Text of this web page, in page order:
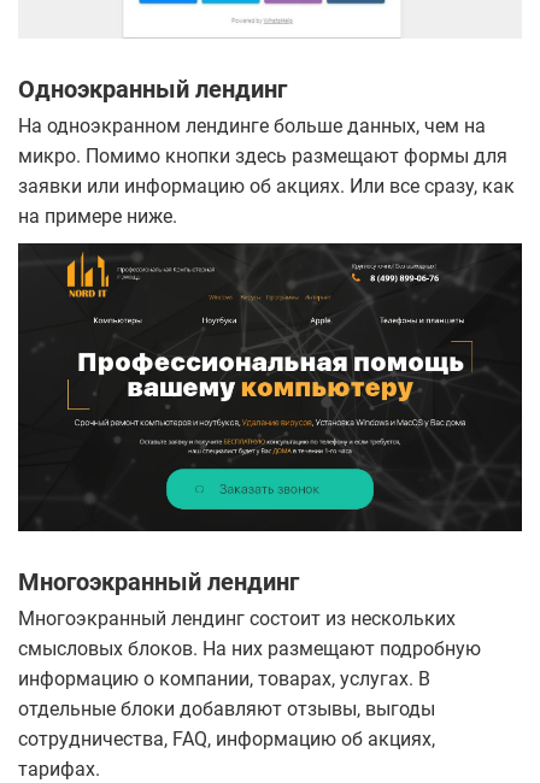
Одноэкранный лендинг
На одноэкранном лендинге больше данных, чем на
микро. Помимо кнопки здесь размещают формы для
заявки или информацию об акциях. Или все сразу, как
на примере ниже.
Многоэкранный лендинг
Многоэкранный лендинг состоит из нескольких
смысловых блоков. На них размещают подробную
информацию о компании, товарах, услугах. В
отдельные блоки добавляют отзывы, выгоды
сотрудничества, FAQ, информацию об акциях,
тарифах.